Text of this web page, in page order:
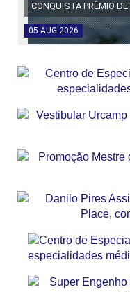
CONQUISTA PRÊMIO
05 AUG 2026